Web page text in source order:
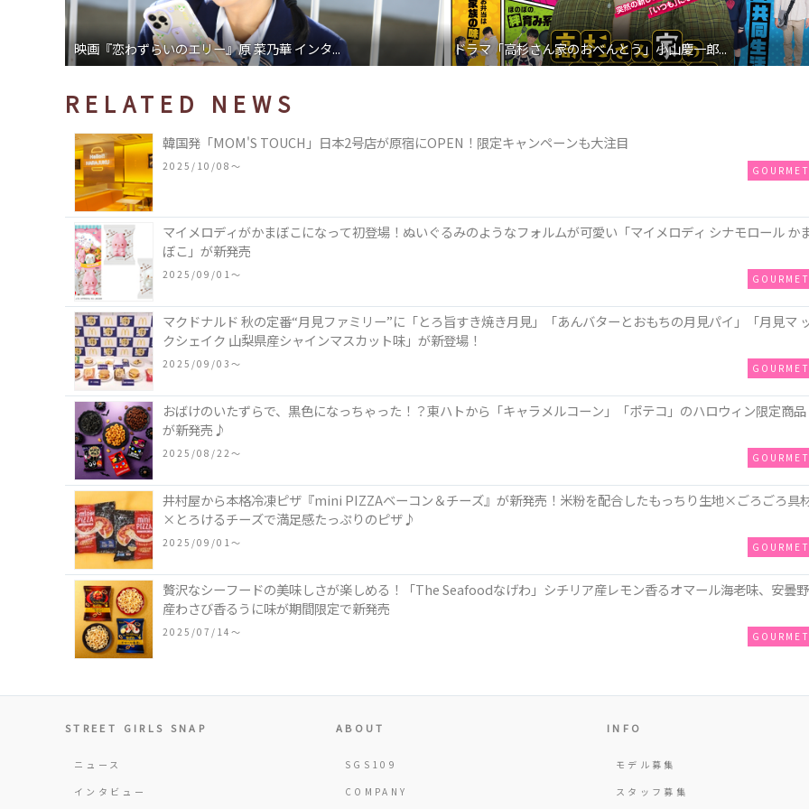
映画『恋わずらいのエリー』原 菜乃華 インタ... ドラマ「高杉さん家のおべんとう」小山慶一郎...
RELATED NEWS
韓国発「MOM'S TOUCH」日本2号店が原宿にOPEN！限定キャンペーンも大注目
2025/10/08〜 GOURMET
マイメロディがかまぼこになって初登場！ぬいぐるみのようなフォルムが可愛い「マイメロディ シナモロール か
ぼこ」が新発売
2025/09/01〜 GOURMET
マクドナルド 秋の定番“月見ファミリー”に「とろ旨すき焼き月見」「あんバターとおもちの月見パイ」「月見マ
クシェイク 山梨県産シャインマスカット味」が新登場！
2025/09/03〜 GOURMET
おばけのいたずらで、黒色になっちゃった！？東ハトから「キャラメルコーン」「ポテコ」のハロウィン限定商品
が新発売♪
2025/08/22〜 GOURMET
井村屋から本格冷凍ピザ『mini PIZZAベーコン＆チーズ』が新発売！米粉を配合したもっちり生地×ごろごろ具
×とろけるチーズで満足感たっぷりのピザ♪
2025/09/01〜 GOURMET
贅沢なシーフードの美味しさが楽しめる！「The Seafoodなげわ」シチリア産レモン香るオマール海老味、安曇野
産わさび香るうに味が期間限定で新発売
2025/07/14〜 GOURMET
STREET GIRLS SNAP
ニュース
インタビュー
ABOUT
SGS109
COMPANY
INFO
モデル募集
スタッフ募集